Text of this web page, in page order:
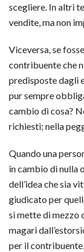
scegliere. In altri
vendite, ma non
Viceversa, se
contribuente che
predisposte dagli
pur sempre
cambio di cosa?
richiesti; nella
Quando una
in cambio di nulla
dell’idea che sia
giudicato per
si mette di mezzo
magari
per il